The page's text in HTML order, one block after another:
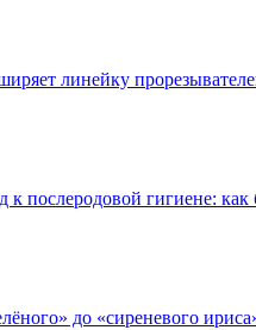
линейку
послеродовой гигиене:
до «сиреневого